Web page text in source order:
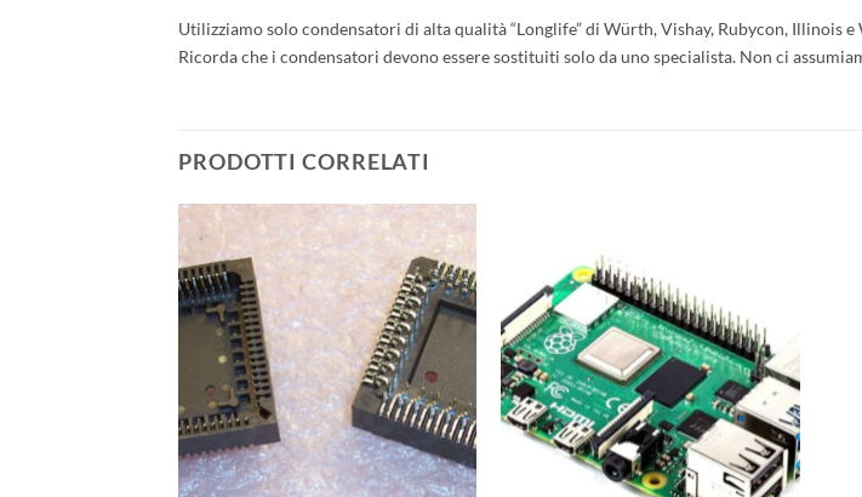
Utilizziamo solo condensatori di alta qualità “Longlife” di Würth, Vishay, Rubycon, Illinois e
Ricorda che i condensatori devono essere sostituiti solo da uno specialista. Non ci
PRODOTTI CORRELATI